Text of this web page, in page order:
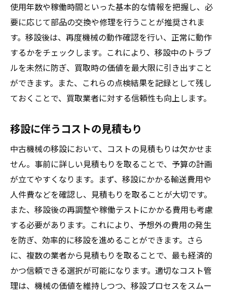
使用年数や稼働時間といった基本的な情報を把握し、必
要に応じて部品の交換や修理を行うことが推奨されま
す。移設後は、再度機械の動作確認を行い、正常に動作
するかをチェックします。これにより、移設中のトラブ
ルを未然に防ぎ、買取時の価値を最大限に引き出すこと
ができます。また、これらの点検結果を記録として残し
ておくことで、買取業者に対する信頼性も向上します。
移設に伴うコストの見積もり
中古機械の移設において、コストの見積もりは欠かせま
せん。事前に詳しい見積もりを取ることで、予算の計画
が立てやすくなります。まず、移設にかかる輸送費用や
人件費などを確認し、見積もりを取ることが大切です。
また、移設後の再調整や稼働テストにかかる費用も考慮
する必要があります。これにより、予想外の費用の発生
を防ぎ、効率的に移設を進めることができます。さら
に、複数の業者から見積もりを取ることで、最も経済的
かつ信頼できる選択が可能になります。適切なコスト管
理は、機械の価値を維持しつつ、移設プロセスをスムー